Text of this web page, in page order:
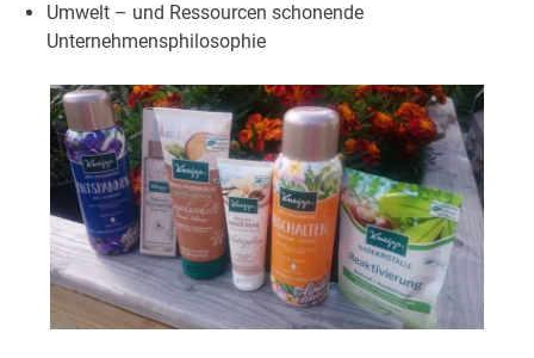
Umwelt – und Ressourcen schonende
Unternehmensphilosophie